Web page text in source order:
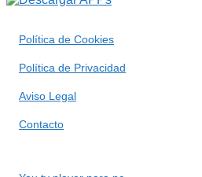
Política de Cookies
Política de Privacidad
Aviso Legal
Contacto